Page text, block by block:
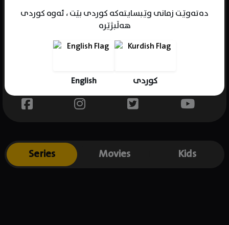
دەتەوێت زمانی وێبسایتەکە کوردی بێت ، ئەوە کوردی
هەڵبژێرە
English کوردی
Gender : male
Place of birth : USA
Series Movies Kids